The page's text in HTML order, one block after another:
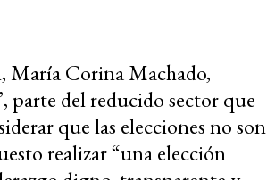
María Corina Machado,
parte del reducido sector que
que las elecciones no son
realizar “una elección